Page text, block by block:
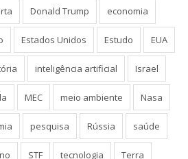
Donald Trump economia
Estados Unidos Estudo EUA
inteligência artificial Israel
MEC meio ambiente Nasa
pesquisa Rússia saúde
STF tecnologia Terra